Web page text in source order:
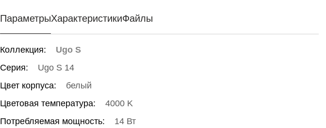
ПараметрыХарактеристикиФайлы
Коллекция:
Ugo S
Серия:
Ugo S 14
Цвет корпуса:
белый
Цветовая температура:
4000 K
Потребляемая мощность:
14 Вт